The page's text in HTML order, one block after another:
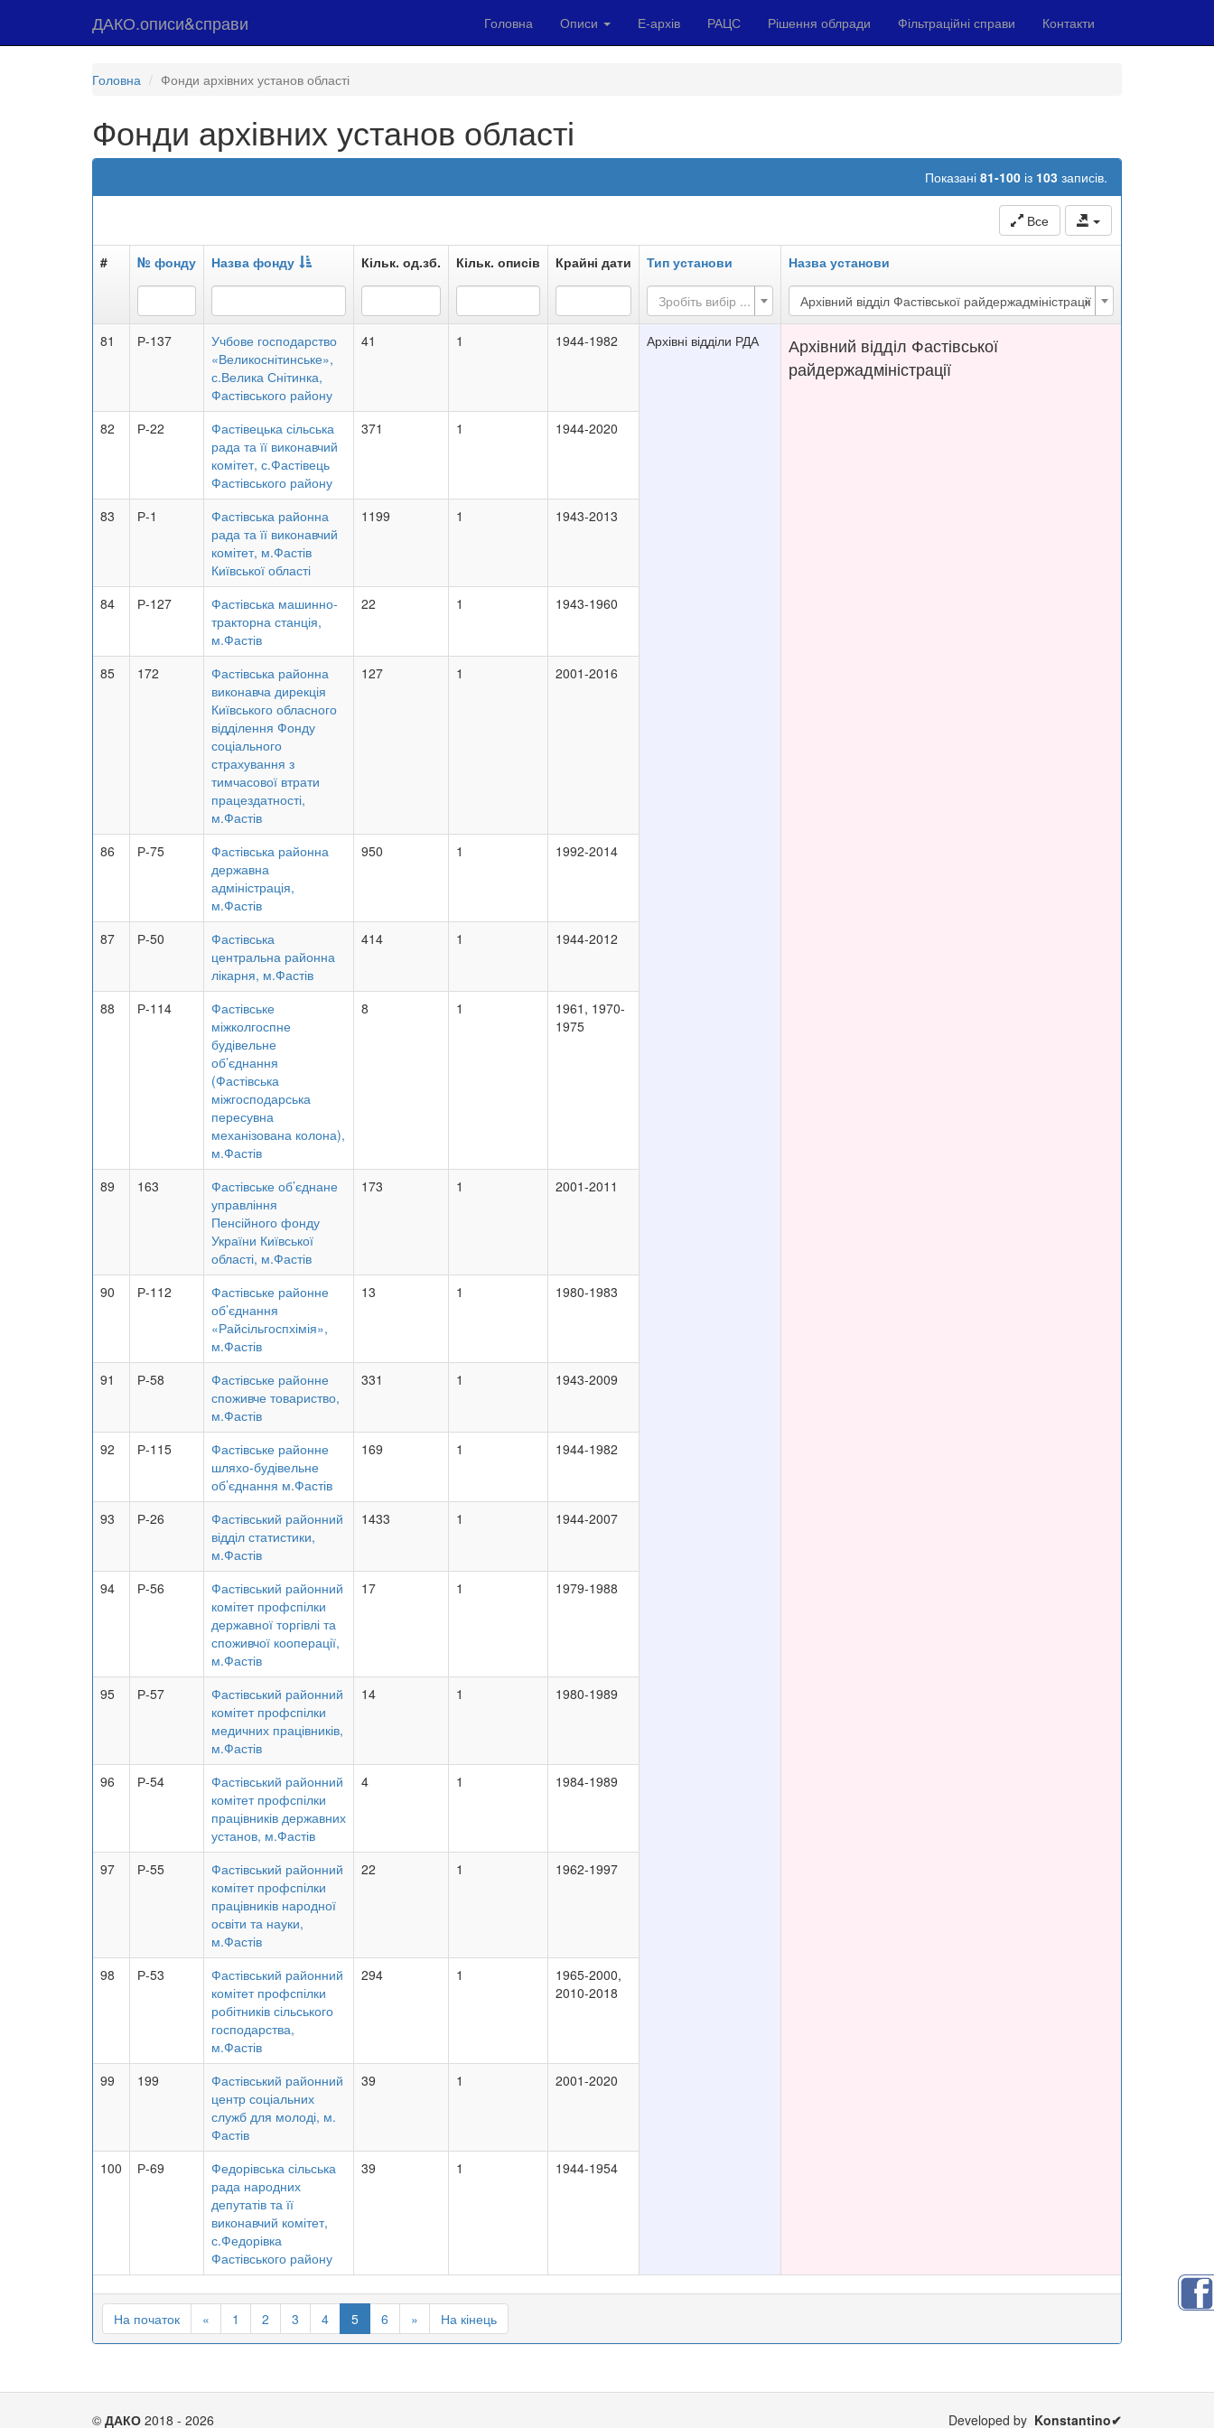
ДАКО.описи&справи Головна Описи Е-архів РАЦС Рішення облради Фільтраційні справи Контакти
Головна Фонди архівних установ області
Фонди архівних установ області
Показані 81-100 із 103 записів.
Все
# № фонду Назва фонду Кільк. од.зб. Кільк. описів Крайні дати Тип установи Назва установи
Зробіть вибір ... ×
Архівний відділ Фастівської райдержадміністрації
81 Р-137
Учбове господарство
«Великоснітинське»,
с.Велика Снітинка,
Фастівського району
41 1 1944-1982 Архівні відділи РДА
Архівний відділ Фастівської
райдержадміністрації
82 Р-22
Фастівецька сільська
рада та її виконавчий
комітет, с.Фастівець
Фастівського району
371 1 1944-2020
83 Р-1
Фастівська районна
рада та її виконавчий
комітет, м.Фастів
Київської області
1199 1 1943-2013
84 Р-127
Фастівська машинно-
тракторна станція,
м.Фастів
22 1 1943-1960
85 172
Фастівська районна
виконавча дирекція
Київського обласного
відділення Фонду
соціального
страхування з
тимчасової втрати
працездатності,
м.Фастів
127 1 2001-2016
86 Р-75
Фастівська районна
державна
адміністрація,
м.Фастів
950 1 1992-2014
87 Р-50
Фастівська
центральна районна
лікарня, м.Фастів
414 1 1944-2012
88 Р-114
Фастівське
міжколгоспне
будівельне
об’єднання
(Фастівська
міжгосподарська
пересувна
механізована колона),
м.Фастів
8 1
1961, 1970-
1975
89 163
Фастівське об’єднане
управління
Пенсійного фонду
України Київської
області, м.Фастів
173 1 2001-2011
90 Р-112
Фастівське районне
об’єднання
«Райсільгоспхімія»,
м.Фастів
13 1 1980-1983
91 Р-58
Фастівське районне
споживче товариство,
м.Фастів
331 1 1943-2009
92 Р-115
Фастівське районне
шляхо-будівельне
об’єднання м.Фастів
169 1 1944-1982
93 Р-26
Фастівський районний
відділ статистики,
м.Фастів
1433 1 1944-2007
94 Р-56
Фастівський районний
комітет профспілки
державної торгівлі та
споживчої кооперації,
м.Фастів
17 1 1979-1988
95 Р-57
Фастівський районний
комітет профспілки
медичних працівників,
м.Фастів
14 1 1980-1989
96 Р-54
Фастівський районний
комітет профспілки
працівників державних
установ, м.Фастів
4 1 1984-1989
97 Р-55
Фастівський районний
комітет профспілки
працівників народної
освіти та науки,
м.Фастів
22 1 1962-1997
98 Р-53
Фастівський районний
комітет профспілки
робітників сільського
господарства,
м.Фастів
294 1
1965-2000,
2010-2018
99 199
Фастівський районний
центр соціальних
служб для молоді, м.
Фастів
39 1 2001-2020
100 Р-69
Федорівська сільська
рада народних
депутатів та її
виконавчий комітет,
с.Федорівка
Фастівського району
39 1 1944-1954
На початок « 1 2 3 4 5 6 » На кінець
© ДАКО 2018 - 2026 Developed by Konstantino✔